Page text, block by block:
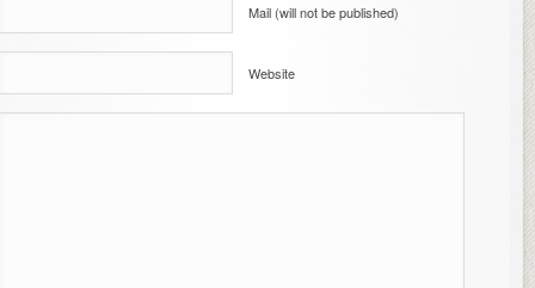
Mail (will not be published)
Website